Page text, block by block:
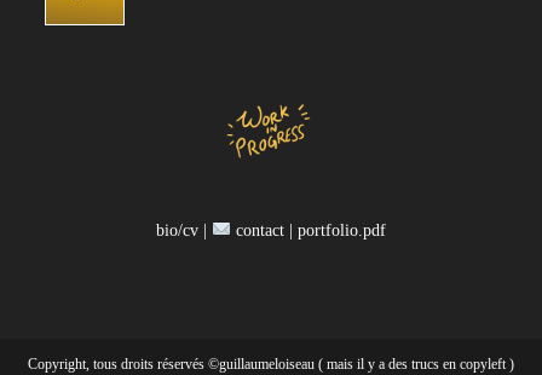
bio/cv | contact | portfolio.pdf
Copyright, tous droits réservés ©guillaumeloiseau ( mais il y a des trucs en copyleft )